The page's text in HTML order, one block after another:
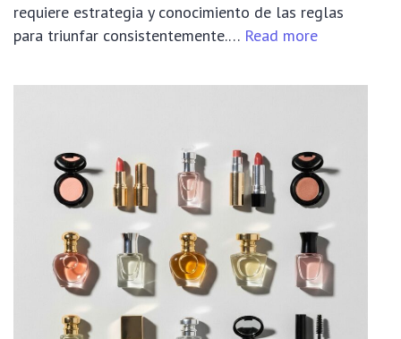
requiere estrategia y conocimiento de las reglas
para triunfar consistentemente.… Read more:
Guía
Conseguir
Gadgets
de
Gratis
en
el
SHEIN